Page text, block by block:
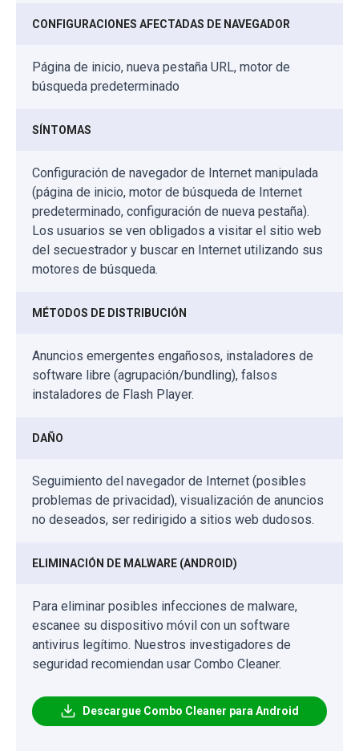
CONFIGURACIONES AFECTADAS DE NAVEGADOR
Página de inicio, nueva pestaña URL, motor de
búsqueda predeterminado
SÍNTOMAS
Configuración de navegador de Internet manipulada
(página de inicio, motor de búsqueda de Internet
predeterminado, configuración de nueva pestaña).
Los usuarios se ven obligados a visitar el sitio web
del secuestrador y buscar en Internet utilizando sus
motores de búsqueda.
MÉTODOS DE DISTRIBUCIÓN
Anuncios emergentes engañosos, instaladores de
software libre (agrupación/bundling), falsos
instaladores de Flash Player.
DAÑO
Seguimiento del navegador de Internet (posibles
problemas de privacidad), visualización de anuncios
no deseados, ser redirigido a sitios web dudosos.
ELIMINACIÓN DE MALWARE (ANDROID)
Para eliminar posibles infecciones de malware,
escanee su dispositivo móvil con un software
antivirus legítimo. Nuestros investigadores de
seguridad recomiendan usar Combo Cleaner.
Descargue Combo Cleaner para Android